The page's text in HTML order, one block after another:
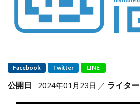
Facebook Twitter LINE
公開日 2024年01月23日 ライター